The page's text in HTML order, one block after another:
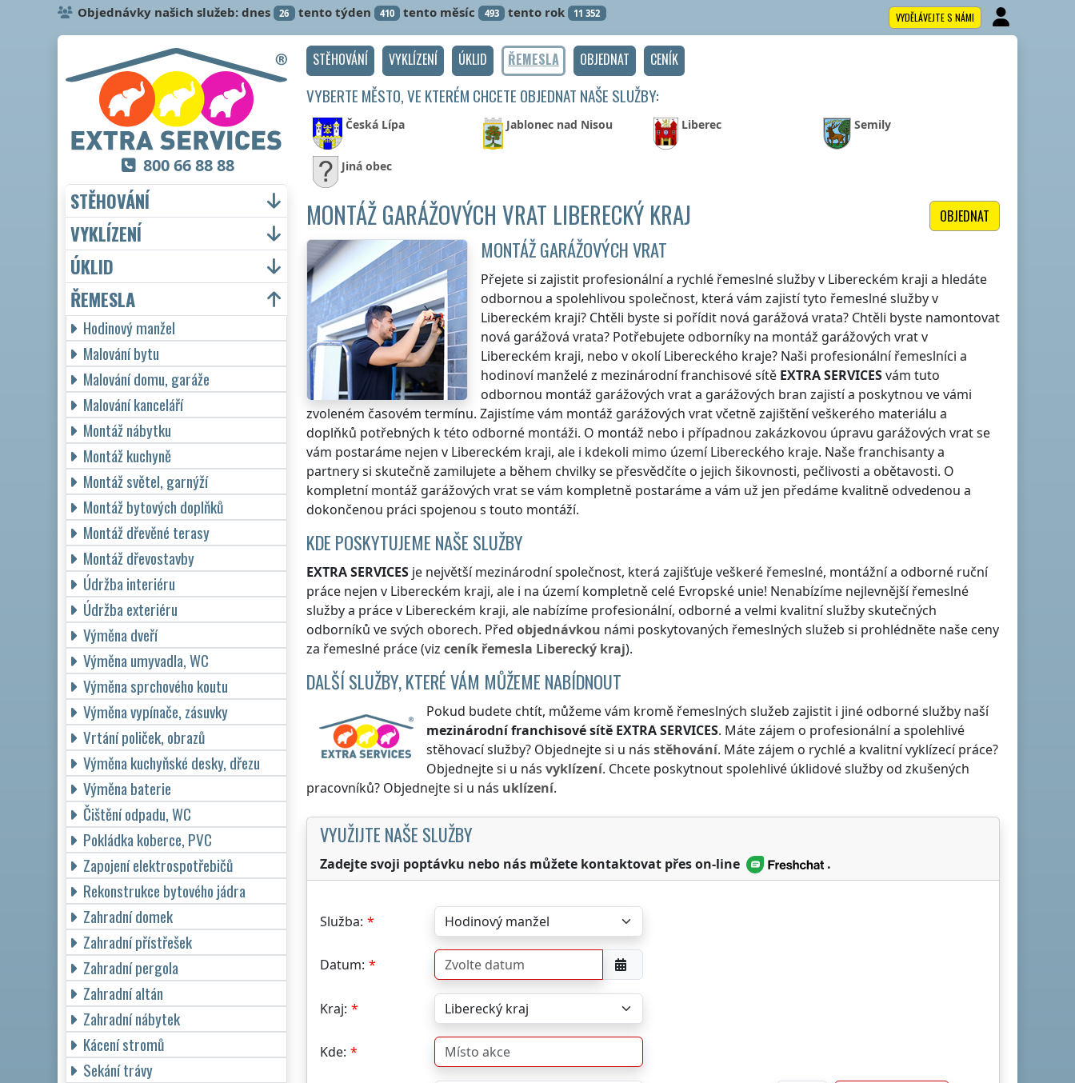
Objednávky našich služeb: dnes 26 tento týden 410 tento měsíc 493 tento rok 11 352 VYDĚLÁVEJTE S NÁMI
STĚHOVÁNÍ VYKLÍZENÍ ÚKLID ŘEMESLA OBJEDNAT CENÍK
VYBERTE MĚSTO, VE KTERÉM CHCETE OBJEDNAT NAŠE SLUŽBY:
Česká Lípa Jablonec nad Nisou Liberec Semily
Jiná obec
OBJEDNAT
MONTÁŽ GARÁŽOVÝCH VRAT LIBERECKÝ KRAJ
MONTÁŽ GARÁŽOVÝCH VRAT
Přejete si zajistit profesionální a rychlé řemeslné službyv Libereckém kraji a hledáte
odbornou a spolehlivou společnost, která vám zajistí tyto řemeslné službyv
Libereckém kraji? Chtěli byste si pořídit nová garážová vrata? Chtěli byste namontovat
nová garážová vrata? Potřebujete odborníky na montáž garážových vratv
Libereckém kraji, nebo v okolíLibereckého kraje? Naši profesionální řemeslníci a
hodinoví manželé z mezinárodní franchisové sítě EXTRA SERVICESvám tuto
odbornou montáž garážových vrat a garážových bran zajistí a poskytnou ve vámi
zvoleném časovém termínu. Zajistíme vám montáž garážových vrat včetně zajištění veškerého materiálu a
doplňků potřebných k této odborné montáži. O montáž nebo i případnou zakázkovou úpravu garážových vrat se
vám postaráme nejen v Libereckém kraji, ale i kdekoli mimo území Libereckého kraje. Naše franchisanty a
partnery si skutečně zamilujete a během chvilky se přesvědčíte o jejich šikovnosti, pečlivosti a obětavosti. O
kompletní montáž garážových vrat se vám kompletně postaráme a vám už jen předáme kvalitně odvedenou a
dokončenou práci spojenou s touto montáží.
KDE POSKYTUJEME NAŠE SLUŽBY
EXTRA SERVICES je největší mezinárodní společnost, která zajišťuje veškeré řemeslné, montážní a odborné ruční
práce nejen v Libereckém kraji, ale i na území kompletně celé Evropské unie! Nenabízíme nejlevnější řemeslné
služby a prácev Libereckém kraji, ale nabízíme profesionální, odborné a velmi kvalitní služby skutečných
odborníků ve svých oborech. Před objednávkou námi poskytovaných řemeslných služeb si prohlédněte naše ceny
za řemeslné práce (viz ceník řemesla Liberecký kraj).
DALŠÍ SLUŽBY, KTERÉ VÁM MŮŽEME NABÍDNOUT
Pokud budete chtít, můžeme vám kromě řemeslných služeb zajistit i jiné odborné služby naší
mezinárodní franchisové sítě EXTRA SERVICES. Máte zájem o profesionální a spolehlivé
stěhovací služby? Objednejte si u nás stěhování. Máte zájem o rychlé a kvalitní vyklízecí práce?
Objednejte si u nás vyklízení. Chcete poskytnout spolehlivé úklidové služby od zkušených
pracovníků? Objednejte si u nás uklízení.
VYUŽIJTE NAŠE SLUŽBY
Zadejte svoji poptávku nebo nás můžete kontaktovat přes on-line .
Služba:
Datum:
Kraj:
Kde:
800 66 88 88
STĚHOVÁNÍ
VYKLÍZENÍ
ÚKLID
ŘEMESLA
Hodinový manžel
Malování bytu
Malování domu, garáže
Malování kanceláří
Montáž nábytku
Montáž kuchyně
Montáž světel, garnýží
Montáž bytových doplňků
Montáž dřevěné terasy
Montáž dřevostavby
Údržba interiéru
Údržba exteriéru
Výměna dveří
Výměna umyvadla, WC
Výměna sprchového koutu
Výměna vypínače, zásuvky
Vrtání poliček, obrazů
Výměna kuchyňské desky, dřezu
Výměna baterie
Čištění odpadu, WC
Pokládka koberce, PVC
Zapojení elektrospotřebičů
Rekonstrukce bytového jádra
Zahradní domek
Zahradní přístřešek
Zahradní pergola
Zahradní altán
Zahradní nábytek
Kácení stromů
Sekání trávy